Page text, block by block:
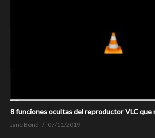
8 funciones ocultas del reproductor VLC que
Jane Bond 07/11/2019